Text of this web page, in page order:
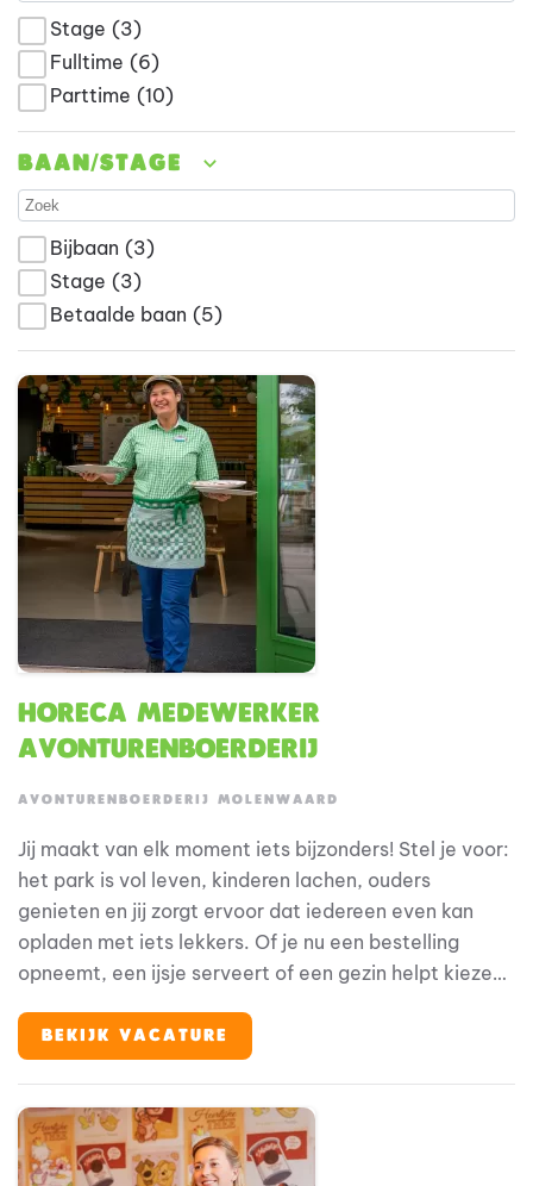
Stage (3)
Fulltime (6)
Parttime (10)
Baan/stage
Bijbaan (3)
Stage (3)
Betaalde baan (5)
Horeca medewerker
Avonturenboerderij
AVONTURENBOERDERIJ MOLENWAARD
Jij maakt van elk moment iets bijzonders! Stel je voor:
het park is vol leven, kinderen lachen, ouders
genieten en jij zorgt ervoor dat iedereen even kan
opladen met iets lekkers. Of je nu een bestelling
opneemt, een ijsje serveert of een gezin helpt kiezen;
BEKIJK VACATURE